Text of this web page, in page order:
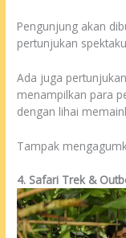
Pengunjung akan
pertunjukan
Ada juga pertunjukan
menampilkan para
dengan lihai
Tampak
4. Safari Trek &